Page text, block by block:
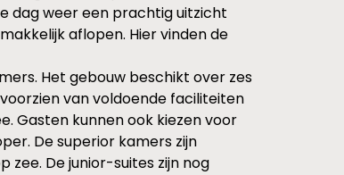
dag weer een prachtig uitzicht
aflopen. Hier vinden de
Het gebouw beschikt over zes
van voldoende faciliteiten
Gasten kunnen ook kiezen voor
De superior kamers zijn
zee. De junior-suites zijn nog